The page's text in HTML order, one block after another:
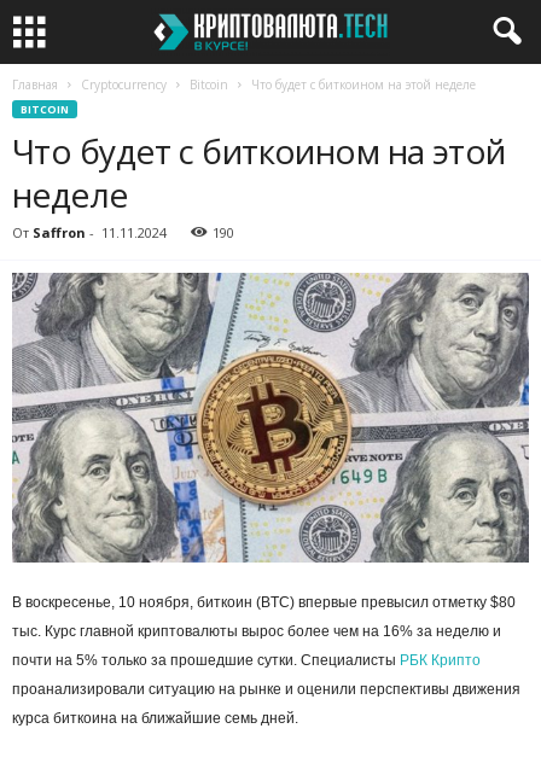
Главная Cryptocurrency Bitcoin Что будет с биткоином на этой неделе
BITCOIN
Что будет с биткоином на этой
неделе
От Saffron - 11.11.2024 190
В воскресенье, 10 ноября, биткоин (BTC) впервые превысил отметку $80
тыс. Курс главной криптовалюты вырос более чем на 16% за неделю и
почти на 5% только за прошедшие сутки. Специалисты РБК Крипто
проанализировали ситуацию на рынке и оценили перспективы движения
курса биткоина на ближайшие семь дней.